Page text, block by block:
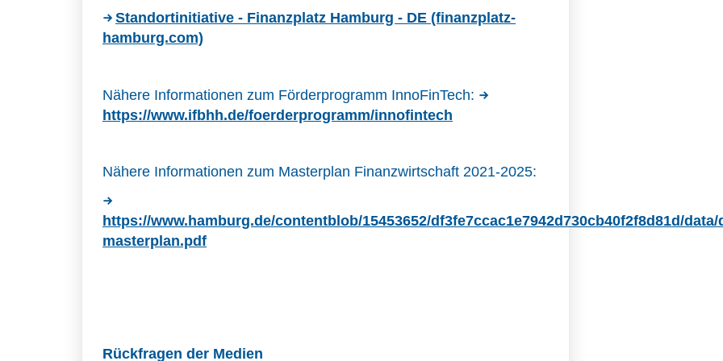
Standortinitiative - Finanzplatz Hamburg - DE (finanzplatz-
hamburg.com)
Nähere Informationen zum Förderprogramm InnoFinTech:
https://www.ifbhh.de/foerderprogramm/innofintech
Nähere Informationen zum Masterplan Finanzwirtschaft 2021-2025:
https://www.hamburg.de/contentblob/15453652/df3fe7ccac1e7942d730cb40f2f8d81d/data/
masterplan.pdf
Rückfragen der Medien